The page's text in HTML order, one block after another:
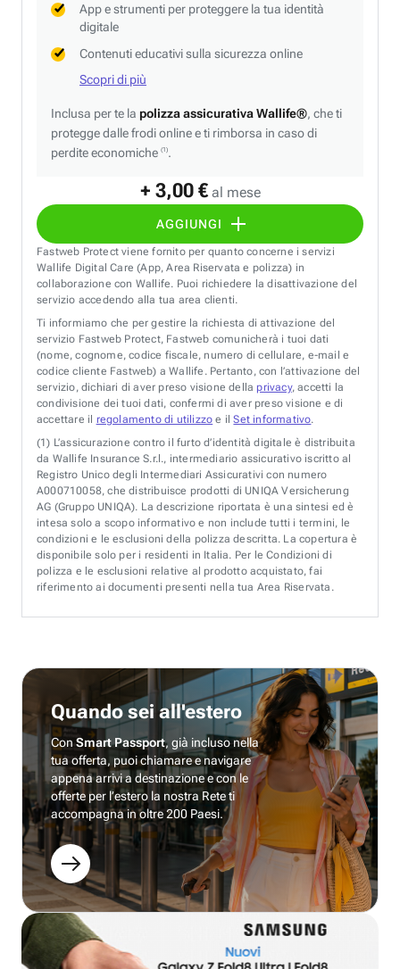
+ 3,00 € al mese
AGGIUNGI
App e strumenti per proteggere la tua identità
digitale
Contenuti educativi sulla sicurezza online
Scopri di più
Inclusa per te la polizza assicurativa Wallife®, che ti
protegge dalle frodi online e ti rimborsa in caso di
perdite economiche (1).
Fastweb Protect viene fornito per quanto concerne i servizi
Wallife Digital Care (App, Area Riservata e polizza) in
collaborazione con Wallife. Puoi richiedere la disattivazione del
servizio accedendo alla tua area clienti.
Ti informiamo che per gestire la richiesta di attivazione del
servizio Fastweb Protect, Fastweb comunicherà i tuoi dati
(nome, cognome, codice fiscale, numero di cellulare, e-mail e
codice cliente Fastweb) a Wallife. Pertanto, con l’attivazione del
servizio, dichiari di aver preso visione della privacy, accetti la
condivisione dei tuoi dati, confermi di aver preso visione e di
accettare il regolamento di utilizzo e ilSet informativo.
(1) L’assicurazione contro il furto d’identità digitale è distribuita
da Wallife Insurance S.r.l., intermediario assicurativo iscritto al
Registro Unico degli Intermediari Assicurativi con numero
A000710058, che distribuisce prodotti di UNIQA Versicherung
AG (Gruppo UNIQA). La descrizione riportata è una sintesi ed è
intesa solo a scopo informativo e non include tutti i termini, le
condizioni e le esclusioni della polizza descritta. La copertura è
disponibile solo per i residenti in Italia. Per le Condizioni di
polizza e le esclusioni relative al prodotto acquistato, fai
riferimento ai documenti presenti nella tua Area Riservata.
Quando sei all'estero
ConSmart Passport, già incluso nella
tua offerta, puoi chiamare e navigare
appena arrivi a destinazione e con le
offerte per l’estero la nostra Rete ti
accompagna in oltre 200 Paesi.